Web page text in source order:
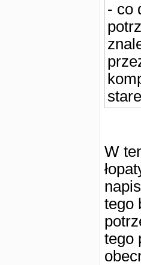
- co
W
tego
tego